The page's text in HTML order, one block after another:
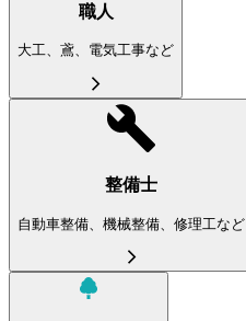
職人
大工、鳶、電気工事など
整備士
自動車整備、機械整備、修理工など